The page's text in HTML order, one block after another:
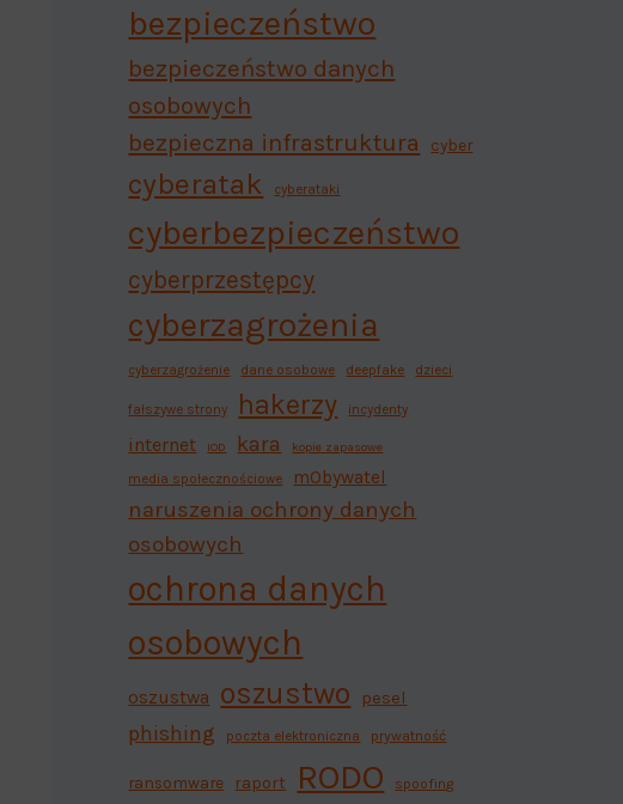
bezpieczeństwo
bezpieczeństwo danych
osobowych
bezpieczna infrastruktura
cyber
cyberatak cyberataki
cyberbezpieczeństwo
cyberprzestępcy
cyberzagrożenia
cyberzagrożenie dane osobowe deepfake dzieci
fałszywe strony hakerzy incydenty
internet IOD kara kopie zapasowe
media społecznościowe mObywatel
naruszenia ochrony danych
osobowych
ochrona danych
osobowych
oszustwa oszustwo pesel
phishing poczta elektroniczna prywatność
ransomware raport RODO spoofing